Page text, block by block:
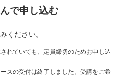
で申し込む
ください。
れていても、定員締切のためお申し込
スの受付は終了しました。受講をご希